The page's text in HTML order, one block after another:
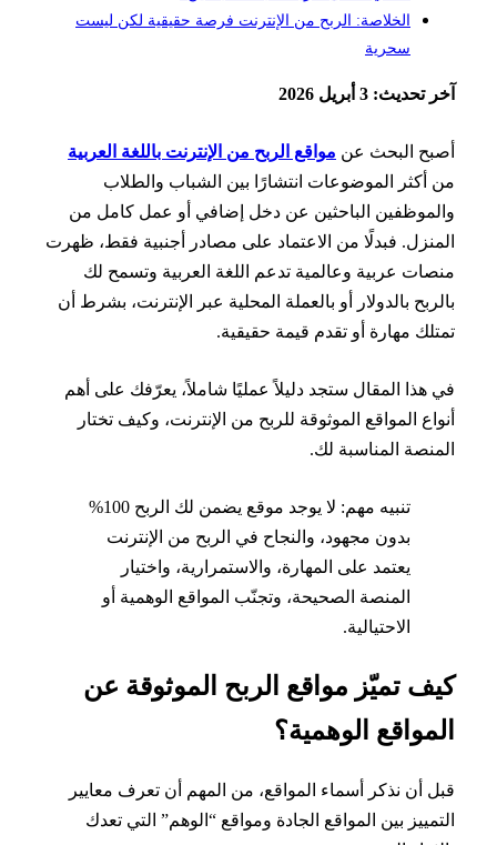
الخلاصة: الربح من الإنترنت فرصة حقيقية لكن ليست
3 أبريل 2026
البحث عنمواقع الربح من الإنترنت باللغة العربية
أكثر الموضوعات انتشارًا بين الشباب والطلاب
الباحثين عن دخل إضافي أو عمل كامل من
فبدلًا من الاعتماد على مصادر أجنبية فقط، ظهرت
عربية وعالمية تدعم اللغة العربية وتسمح لك
بالدولار أو بالعملة المحلية عبر الإنترنت، بشرط أن
مهارة أو تقدم قيمة حقيقية.
المقال ستجد دليلاً عمليًا شاملاً، يعرّفك على أهم
المواقع الموثوقة للربح من الإنترنت، وكيف تختار
المناسبة لك.
تنبيه مهم: لا يوجد موقع يضمن لك الربح 100%
بدون مجهود، والنجاح في الربح من الإنترنت
يعتمد على المهارة، والاستمرارية، واختيار
المنصة الصحيحة، وتجنّب المواقع الوهمية أو
الاحتيالية.
تميّز مواقع الربح الموثوقة عن
الوهمية؟
أن نذكر أسماء المواقع، من المهم أن تعرف معايير
بين المواقع الجادة ومواقع “الوهم” التي تعدك